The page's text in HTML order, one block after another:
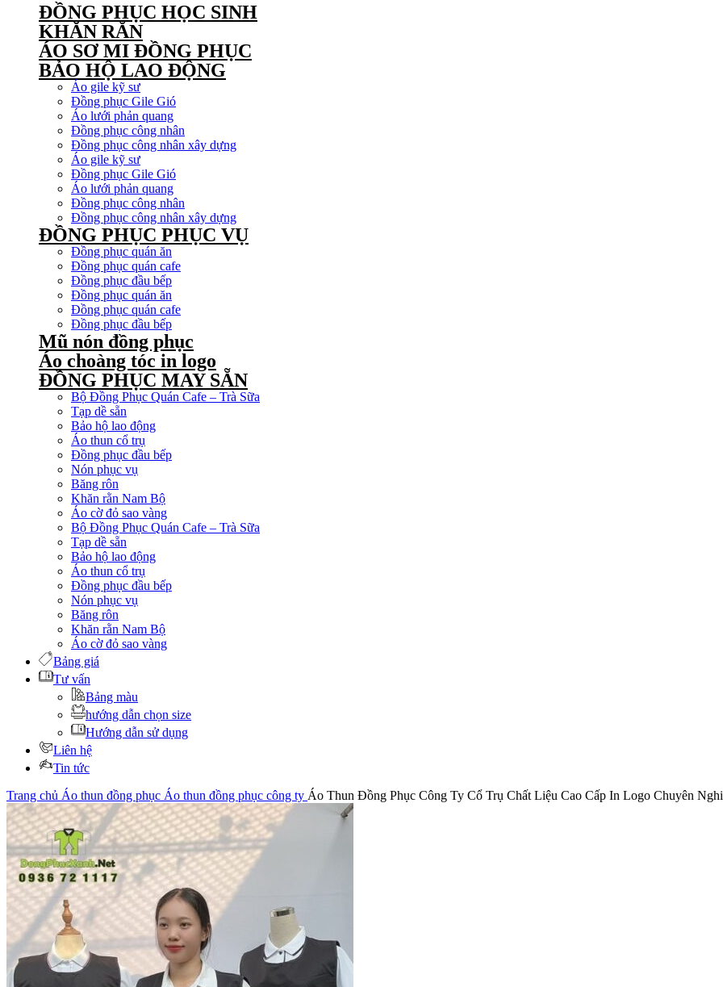
ĐỒNG PHỤC HỌC SINH
KHĂN RẰN
ÁO SƠ MI ĐỒNG PHỤC
BẢO HỘ LAO ĐỘNG
Áo gile kỹ sư
Đồng phục Gile Gió
Áo lưới phản quang
Đồng phục công nhân
Đồng phục công nhân xây dựng
Áo gile kỹ sư
Đồng phục Gile Gió
Áo lưới phản quang
Đồng phục công nhân
Đồng phục công nhân xây dựng
ĐỒNG PHỤC PHỤC VỤ
Đồng phục quán ăn
Đồng phục quán cafe
Đồng phục đầu bếp
Đồng phục quán ăn
Đồng phục quán cafe
Đồng phục đầu bếp
Mũ nón đồng phục
Áo choàng tóc in logo
ĐỒNG PHỤC MAY SẴN
Bộ Đồng Phục Quán Cafe – Trà Sữa
Tạp dề sẵn
Bảo hộ lao động
Áo thun cổ trụ
Đồng phục đầu bếp
Nón phục vụ
Băng rôn
Khăn rằn Nam Bộ
Áo cờ đỏ sao vàng
Bộ Đồng Phục Quán Cafe – Trà Sữa
Tạp dề sẵn
Bảo hộ lao động
Áo thun cổ trụ
Đồng phục đầu bếp
Nón phục vụ
Băng rôn
Khăn rằn Nam Bộ
Áo cờ đỏ sao vàng
Bảng giá
Tư vấn
Bảng màu
hướng dẫn chọn size
Hướng dẫn sử dụng
Liên hệ
Tin tức
Trang chủ Áo thun đồng phục Áo thun đồng phục công ty Áo Thun Đồng Phục Công Ty Cổ Trụ Chất Liệu Cao Cấp In Logo Chuyên